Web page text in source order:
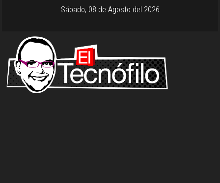
Sábado, 08 de Agosto del 2026